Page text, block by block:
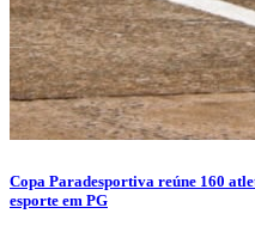
Copa Paradesportiva reúne 160
esporte em PG